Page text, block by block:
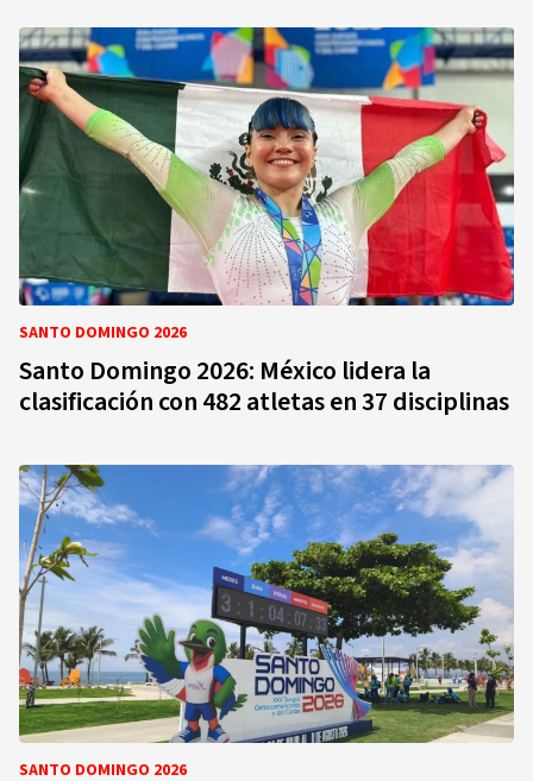
SANTO DOMINGO 2026
Santo Domingo 2026: México lidera la
clasificación con 482 atletas en 37 disciplinas
SANTO DOMINGO 2026